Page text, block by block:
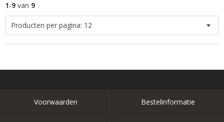
1-9 van 9
Producten per pagina: 12
Voorwaarden Bestelinformatie